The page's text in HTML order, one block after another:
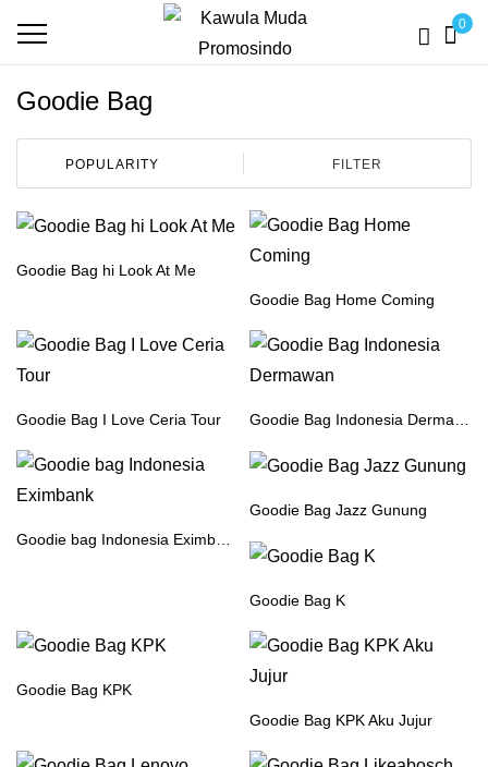
0
Goodie Bag
FILTER
Goodie Bag hi Look At Me
Goodie Bag Home Coming
Goodie Bag I Love Ceria Tour
Goodie Bag Jazz Gunung
Goodie Bag K
Goodie Bag KPK
Goodie Bag KPK Aku Jujur